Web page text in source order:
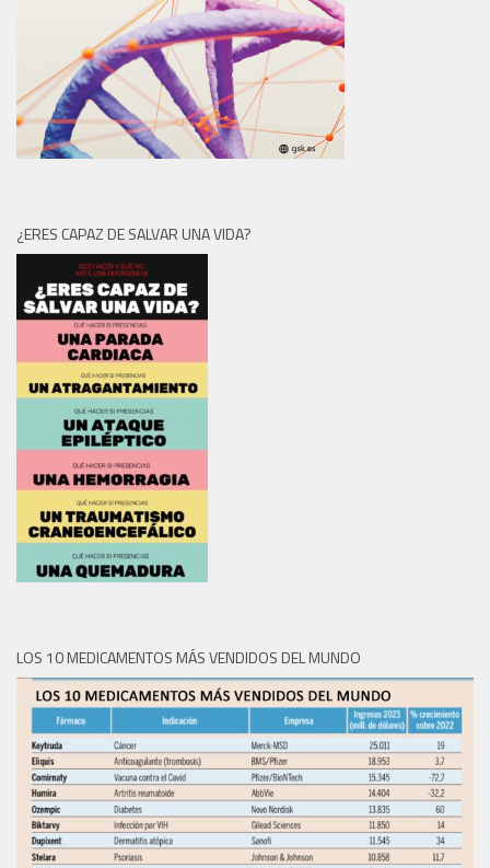
¿ERES CAPAZ DE SALVAR UNA VIDA?
LOS 10 MEDICAMENTOS MÁS VENDIDOS DEL MUNDO